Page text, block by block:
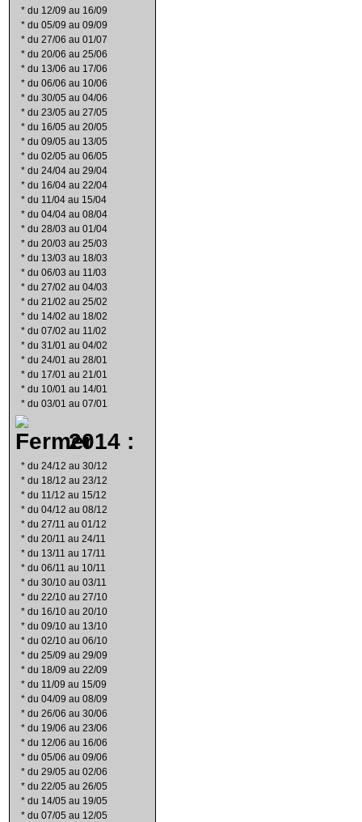
* du 12/09 au 16/09
* du 05/09 au 09/09
* du 27/06 au 01/07
* du 20/06 au 25/06
* du 13/06 au 17/06
* du 06/06 au 10/06
* du 30/05 au 04/06
* du 23/05 au 27/05
* du 16/05 au 20/05
* du 09/05 au 13/05
* du 02/05 au 06/05
* du 24/04 au 29/04
* du 16/04 au 22/04
* du 11/04 au 15/04
* du 04/04 au 08/04
* du 28/03 au 01/04
* du 20/03 au 25/03
* du 13/03 au 18/03
* du 06/03 au 11/03
* du 27/02 au 04/03
* du 21/02 au 25/02
* du 14/02 au 18/02
* du 07/02 au 11/02
* du 31/01 au 04/02
* du 24/01 au 28/01
* du 17/01 au 21/01
* du 10/01 au 14/01
* du 03/01 au 07/01
2014 :
* du 24/12 au 30/12
* du 18/12 au 23/12
* du 11/12 au 15/12
* du 04/12 au 08/12
* du 27/11 au 01/12
* du 20/11 au 24/11
* du 13/11 au 17/11
* du 06/11 au 10/11
* du 30/10 au 03/11
* du 22/10 au 27/10
* du 16/10 au 20/10
* du 09/10 au 13/10
* du 02/10 au 06/10
* du 25/09 au 29/09
* du 18/09 au 22/09
* du 11/09 au 15/09
* du 04/09 au 08/09
* du 26/06 au 30/06
* du 19/06 au 23/06
* du 12/06 au 16/06
* du 05/06 au 09/06
* du 29/05 au 02/06
* du 22/05 au 26/05
* du 14/05 au 19/05
* du 07/05 au 12/05